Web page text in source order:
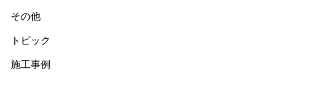
その他
トピック
施工事例